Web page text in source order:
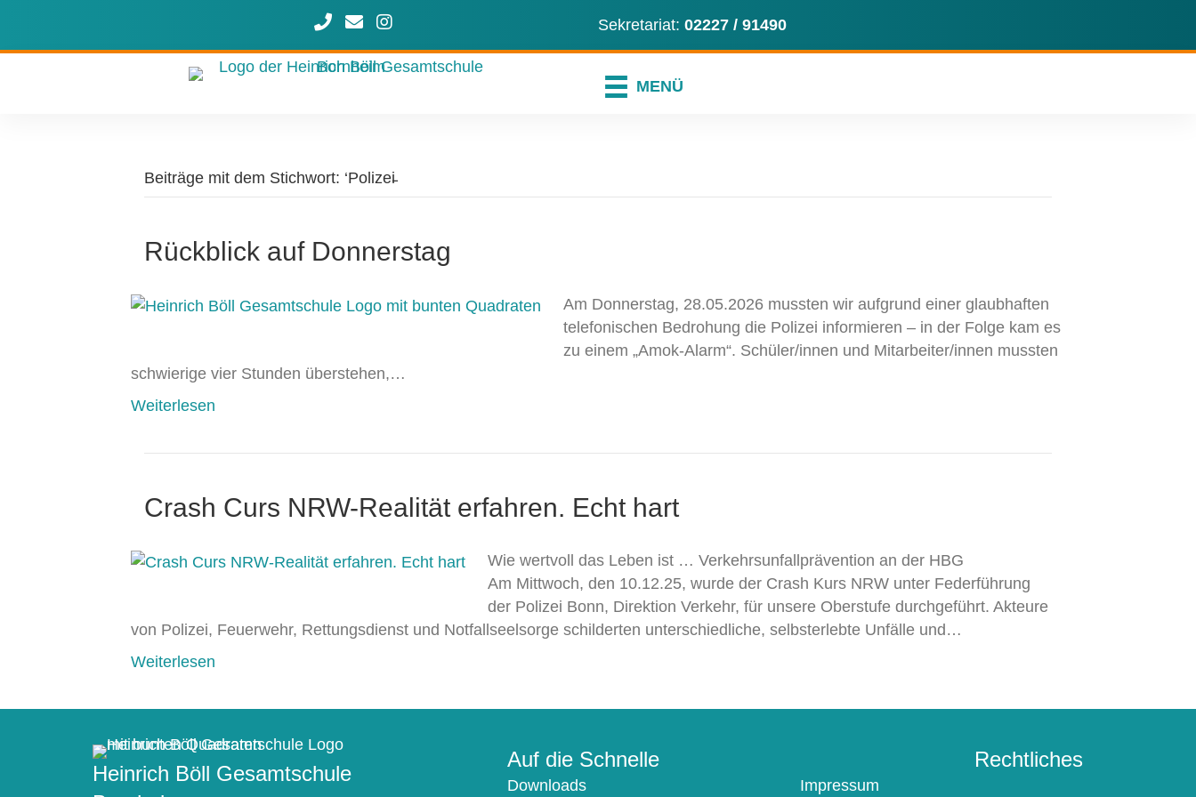
Rufen Sie uns an
Schreiben Sie uns eine E-Mail
Unser instagram-Profil Sekretariat: 02227 / 91490
MENÜ
Beiträge mit dem Stichwort: ‘Polizei̵
Rückblick auf Donnerstag
Am Donnerstag, 28.05.2026 mussten wir aufgrund einer glaubhaften
telefonischen Bedrohung die Polizei informieren – in der Folge kam es
zu einem „Amok-Alarm“. Schüler/innen und Mitarbeiter/innen mussten
schwierige vier Stunden überstehen,…
Weiterlesen
Crash Curs NRW-Realität erfahren. Echt hart
Wie wertvoll das Leben ist … Verkehrsunfallprävention an der HBG
Am Mittwoch, den 10.12.25, wurde der Crash Kurs NRW unter Federführung
der Polizei Bonn, Direktion Verkehr, für unsere Oberstufe durchgeführt. Akteure
von Polizei, Feuerwehr, Rettungsdienst und Notfallseelsorge schilderten unterschiedliche, selbsterlebte Unfälle und…
Weiterlesen
Heinrich Böll Gesamtschule
Auf die Schnelle
Downloads
Rechtliches
Impressum